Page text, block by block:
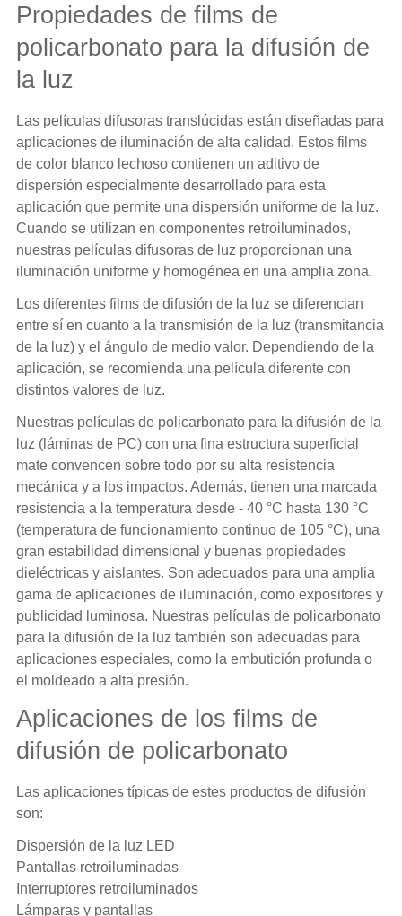
Propiedades de films de
policarbonato para la difusión de
la luz
Las películas difusoras translúcidas están diseñadas para
aplicaciones de iluminación de alta calidad. Estos films
de color blanco lechoso contienen un aditivo de
dispersión especialmente desarrollado para esta
aplicación que permite una dispersión uniforme de la luz.
Cuando se utilizan en componentes retroiluminados,
nuestras películas difusoras de luz proporcionan una
iluminación uniforme y homogénea en una amplia zona.
Los diferentes films de difusión de la luz se diferencian
entre sí en cuanto a la transmisión de la luz (transmitancia
de la luz) y el ángulo de medio valor. Dependiendo de la
aplicación, se recomienda una película diferente con
distintos valores de luz.
Nuestras películas de policarbonato para la difusión de la
luz (láminas de PC) con una fina estructura superficial
mate convencen sobre todo por su alta resistencia
mecánica y a los impactos. Además, tienen una marcada
resistencia a la temperatura desde - 40 °C hasta 130 °C
(temperatura de funcionamiento continuo de 105 °C), una
gran estabilidad dimensional y buenas propiedades
dieléctricas y aislantes. Son adecuados para una amplia
gama de aplicaciones de iluminación, como expositores y
publicidad luminosa. Nuestras películas de policarbonato
para la difusión de la luz también son adecuadas para
aplicaciones especiales, como la embutición profunda o
el moldeado a alta presión.
Aplicaciones de los films de
difusión de policarbonato
Las aplicaciones típicas de estes productos de difusión
son:
Dispersión de la luz LED
Pantallas retroiluminadas
Interruptores retroiluminados
Lámparas y pantallas